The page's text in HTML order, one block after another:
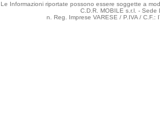
Le Informazioni riportate possono essere soggette a
C.D.R. MOBILE s.r.l. -
n. Reg. Imprese VARESE / P.IVA /